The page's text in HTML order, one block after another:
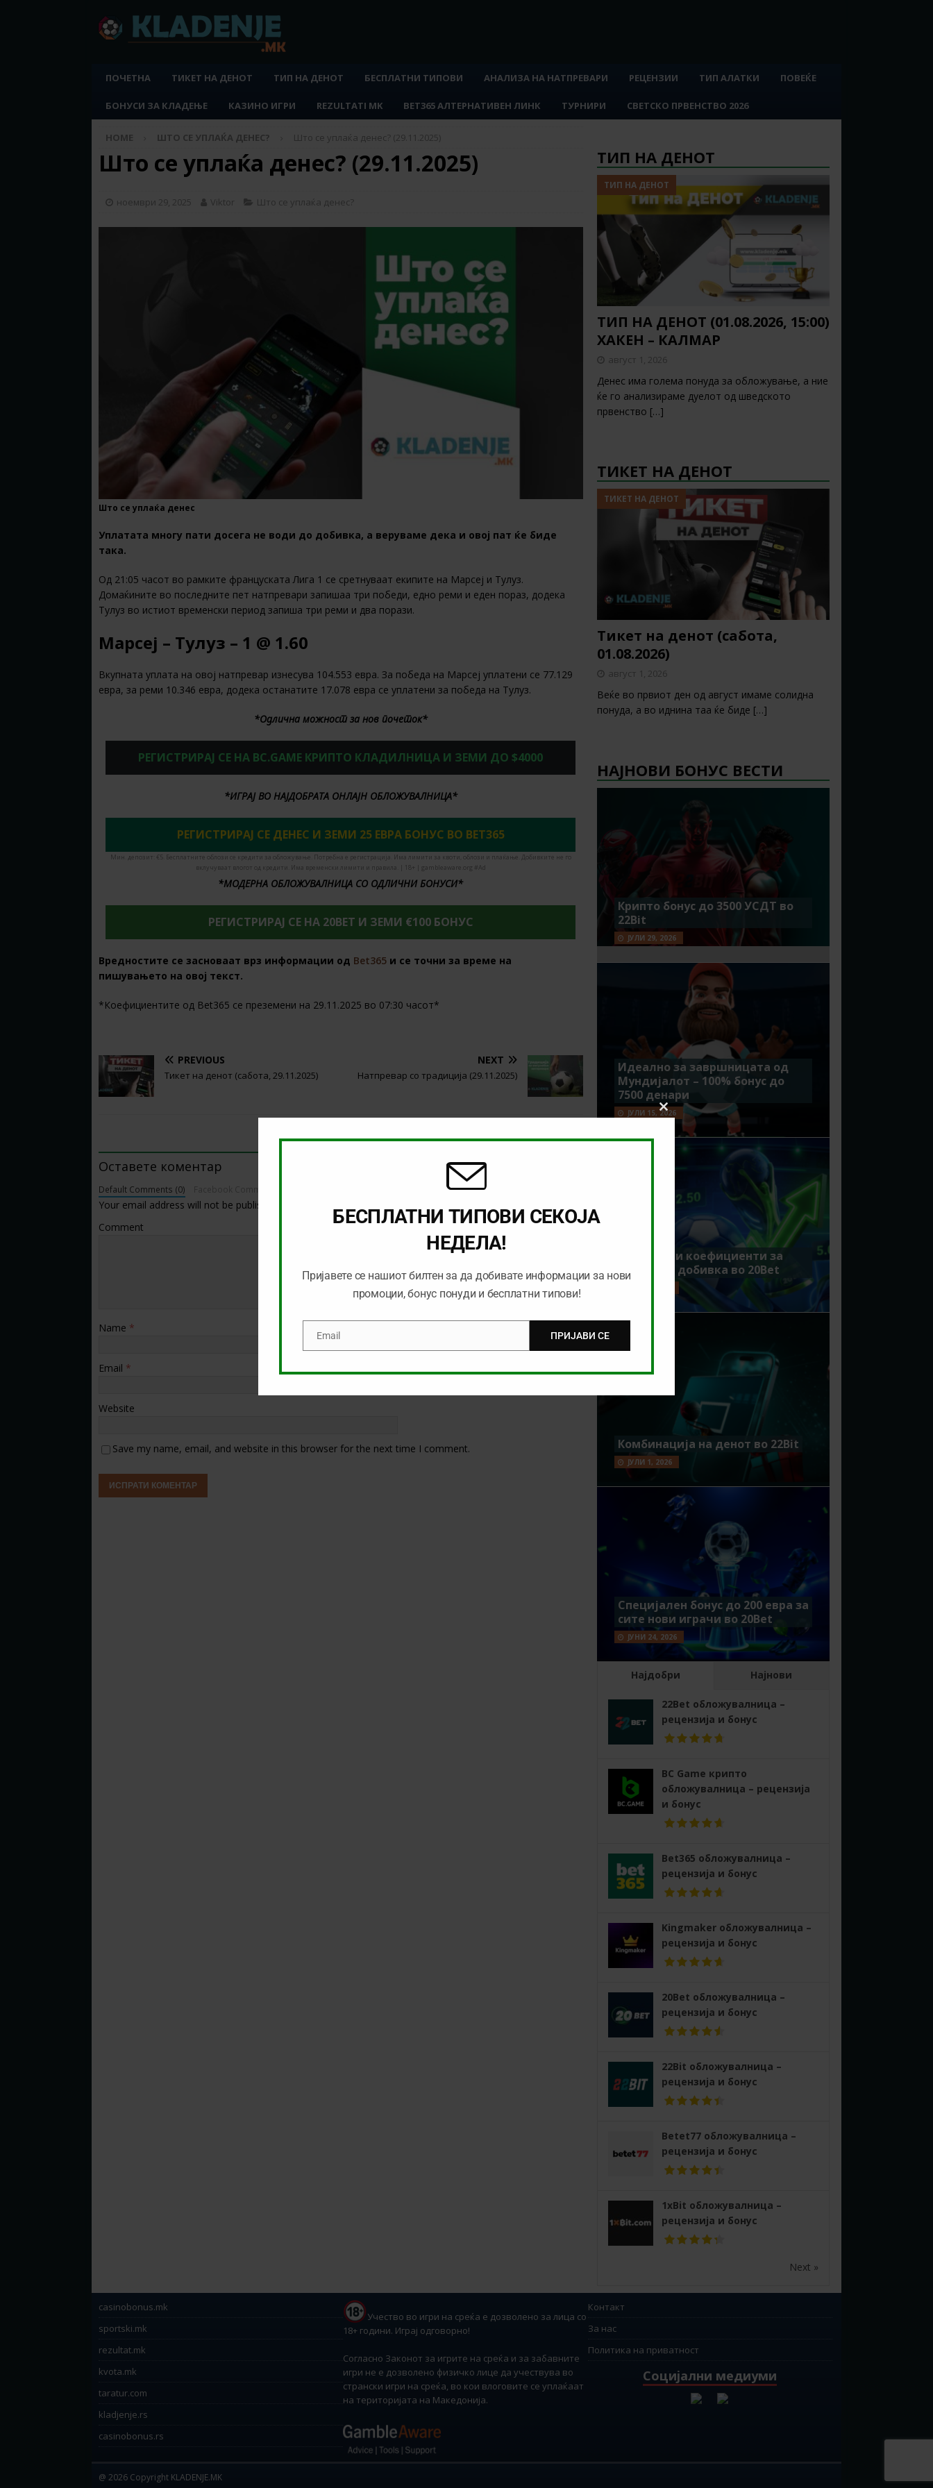
ПОЧЕТНА ТИКЕТ НА ДЕНОТ ТИП НА ДЕНОТ БЕСПЛАТНИ ТИПОВИ АНАЛИЗА НА НАТПРЕВАРИ РЕЦЕНЗИИ ТИП АЛАТКИ ПОВЕЌЕ
БОНУСИ ЗА КЛАДЕЊЕ КАЗИНО ИГРИ REZULTATI MK BET365 АЛТЕРНАТИВЕН ЛИНК ТУРНИРИ СВЕТСКО ПРВЕНСТВО 2026
HOME ШТО СЕ УПЛАЌА ДЕНЕС? Што се уплаќа денес? (29.11.2025)
Што се уплаќа денес? (29.11.2025)
ноември 29, 2025 Viktor Што се уплаќа денес?
Што се уплаќа денес
Уплатата многу пати досега не води до добивка, а веруваме дека и овој пат ќе биде
така.
Од 21:05 часот во рамките француската Лига 1 се сретнуваат екипите на Марсеј и Тулуз.
Домаќините во последните пет натпревари запишаа три победи, едно реми и еден пораз, додека
Тулуз во истиот временски период запиша три реми и два порази.
Марсеј – Тулуз – 1 @ 1.60
Вкупната уплата на овој натпревар изнесува 104.553 евра. За победа на Марсеј уплатени се 77.129
евра, за реми 10.346 евра, додека останатите 17.078 евра се уплатени за победа на Тулуз.
*Одлична можност за нов почеток*
РЕГИСТРИРАЈ СЕ НА BC.GAME КРИПТО КЛАДИЛНИЦА И ЗЕМИ ДО $4000
*ИГРАЈ ВО НАЈДОБРАТА ОНЛАЈН ОБЛОЖУВАЛНИЦА*
РЕГИСТРИРАЈ СЕ ДЕНЕС И ЗЕМИ 25 ЕВРА БОНУС ВО BET365
Мин. депозит: €5. Бесплатните облози се кредити за обложување. Потребна е регистрација. Има лимити за квоти, облози и плаќање. Добивките не го
вклучуваат влогот од кредити. Има временски лимити и правила. | 18+ | gambleaware.org #Ad
*МОДЕРНА ОБЛОЖУВАЛНИЦА СО ОДЛИЧНИ БОНУСИ*
РЕГИСТРИРАЈ СЕ НА 20BET И ЗЕМИ €100 БОНУС
Вредностите се засноваат врз информации од Bet365 и се точни за време на
пишувањето на овој текст.
*Коефициентите од Bet365 се преземени на 29.11.2025 во 07:30 часот*
PREVIOUS
Тикет на денот (сабота, 29.11.2025)
NEXT
Натпревар со традиција (29.11.2025)
BE THE FIRST TO COMMENT
Оставете коментар
Default Comments (0)
Your email address will not be published.
Comment
Name *
Email *
Website
Save my name, email, and website in this browser for the next time I comment.
ТИП НА ДЕНОТ
ТИП НА ДЕНОТ
ТИП НА ДЕНОТ (01.08.2026, 15:00)
ХАКЕН – КАЛМАР
август 1, 2026
Денес има голема понуда за обложување, а ние
ќе го анализираме дуелот од шведското
првенство […]
ТИКЕТ НА ДЕНОТ
ТИКЕТ НА ДЕНОТ
Тикет на денот (сабота,
01.08.2026)
август 1, 2026
Веќе во првиот ден од август имаме солидна
понуда, а во иднина таа ќе биде […]
НАЈНОВИ БОНУС ВЕСТИ
Крипто бонус до 3500 УСДТ во
22Bit
ЈУЛИ 29, 2026
Идеално за завршницата од
Мундијалот – 100% бонус до
7500 денари
ЈУЛИ 15, 2026
Зголемени коефициенти за
поголема добивка во 20Bet
Комбинација на денот во 22Bit
ЈУЛИ 1, 2026
Специјален бонус до 200 евра за
сите нови играчи во 20Bet
ЈУНИ 24, 2026
Најдобри Најнови
22Bet обложувалница –
рецензија и бонус
BC Game крипто
обложувалница – рецензија
и бонус
Bet365 обложувалница –
рецензија и бонус
Kingmaker обложувалница –
рецензија и бонус
20Bet обложувалница –
рецензија и бонус
22Bit обложувалница –
рецензија и бонус
Betet77 обложувалница –
рецензија и бонус
1xBit обложувалница –
рецензија и бонус
Next »
casinobonus.mk
sportski.mk
rezultat.mk
kvota.mk
taratur.com
kladjenje.rs
casinobonus.rs
Учество во игри на среќа е дозволено за лица со
18+ години. Играј одговорно!
Согласно Законот за игрите на среќа и за забавните
игри не е дозволено физичко лице да учествува во
странски игри на среќа, во кои влоговите се уплаќаат
на територијата на Македонија.
Контакт
За нас
Политика на приватност
Социјални медиуми
@ 2026 Copyright KLADENJE.MK
Close
module
БЕСПЛАТНИ ТИПОВИ СЕКОЈА
НЕДЕЛА!
Пријавете се нашиот билтен за да добивате информации за нови
промоции, бонус понуди и бесплатни типови!
EmailEmail ПРИЈАВИ СЕ